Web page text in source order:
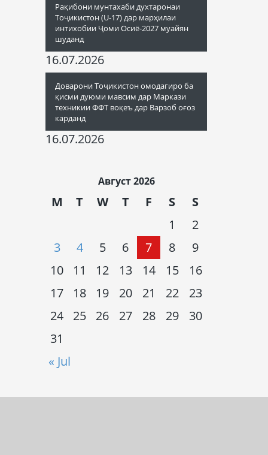
Рақибони мунтахаби духтаронаи
Тоҷикистон (U-17) дар марҳилаи
интихобии Ҷоми Осиё-2027 муайян
шуданд
16.07.2026
Доварони Тоҷикистон омодагиро ба
қисми дуюми мавсим дар Маркази
техникии ФФТ воқеъ дар Варзоб оғоз
карданд
16.07.2026
Август 2026
M T W T F S S
« Jul
1
2
3
4 5 6 7 8
9
10
11 12 13 14 15
16
17
18 19 20 21 22
23
24
25 26 27 28 29
30
31